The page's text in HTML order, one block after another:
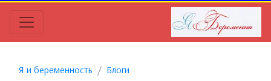
Я и беременность Блоги